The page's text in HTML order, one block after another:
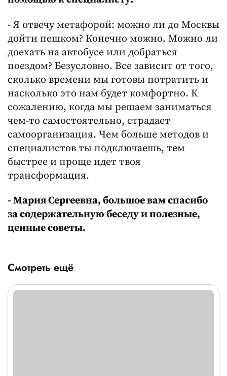
- Я отвечу метафорой: можно ли до Москвы
дойти пешком? Конечно можно. Можно ли
доехать на автобусе или добраться
поездом? Безусловно. Все зависит от того,
сколько времени мы готовы потратить и
насколько это нам будет комфортно. К
сожалению, когда мы решаем заниматься
чем-то самостоятельно, страдает
самоорганизация. Чем больше методов и
специалистов ты подключаешь, тем
быстрее и проще идет твоя
трансформация.
- Мария Сергеевна, большое вам спасибо
за содержательную беседу и полезные,
ценные советы.
Смотреть ещё